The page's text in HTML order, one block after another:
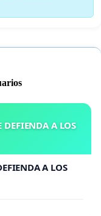
DEFIENDA A LOS
A LOS